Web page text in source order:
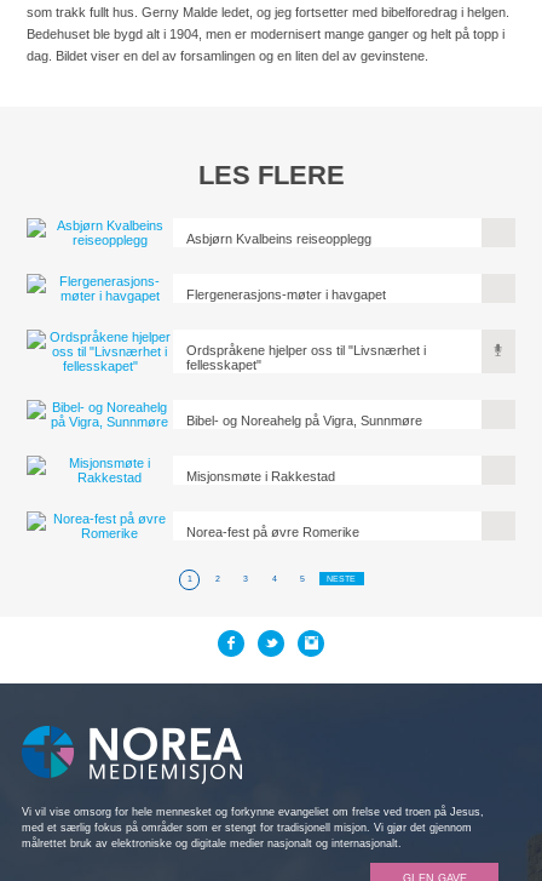
som trakk fullt hus. Gerny Malde ledet, og jeg fortsetter med bibelforedrag i helgen.
Bedehuset ble bygd alt i 1904, men er modernisert mange ganger og helt på topp i
dag. Bildet viser en del av forsamlingen og en liten del av gevinstene.
LES FLERE
Asbjørn Kvalbeins reiseopplegg
Flergenerasjons-møter i havgapet
Ordspråkene hjelper oss til "Livsnærhet i
fellesskapet"
Bibel- og Noreahelg på Vigra, Sunnmøre
Misjonsmøte i Rakkestad
Norea-fest på øvre Romerike
1 2 3 4 5 NESTE
Vi vil vise omsorg for hele mennesket og forkynne evangeliet om frelse ved troen på Jesus,
med et særlig fokus på områder som er stengt for tradisjonell misjon. Vi gjør det gjennom
målrettet bruk av elektroniske og digitale medier nasjonalt og internasjonalt.